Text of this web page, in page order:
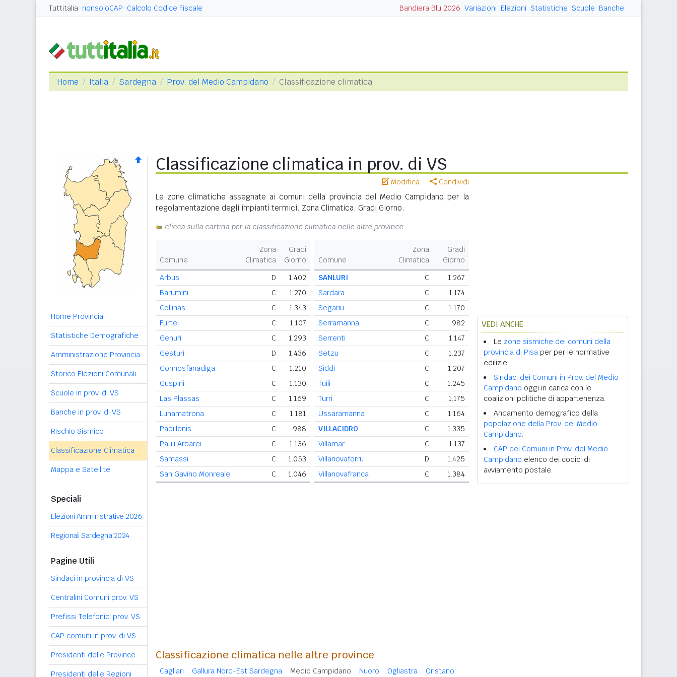
Tuttitalia nonsoloCAP Calcolo Codice Fiscale Bandiera Blu 2026 Variazioni Elezioni Statistiche Scuole Banche
Home Italia Sardegna Prov. del Medio Campidano Classificazione climatica
Home Provincia
Statistiche Demografiche
Amministrazione Provincia
Storico Elezioni Comunali
Scuole in prov. di VS
Banche in prov. di VS
Rischio Sismico
Classificazione Climatica
Mappa e Satellite
Speciali
Elezioni Amministrative 2026
Regionali Sardegna 2024
Pagine Utili
Sindaci in provincia di VS
Centralini Comuni prov. VS
Prefissi Telefonici prov. VS
CAP comuni in prov. di VS
Presidenti delle Province
Presidenti delle Regioni
Classificazione climatica in prov. di VS
Modifica Condividi
Le zone climatiche assegnate ai comuni della provincia del Medio Campidano per la
regolamentazione degli impianti termici. Zona Climatica. Gradi Giorno.
clicca sulla cartina per la classificazione climatica nelle altre province
Comune
Zona
Climatica
Gradi
Giorno
Arbus
D
1.402
Barumini
C
1.270
Collinas
C
1.343
Furtei
C
1.107
Genuri
C
1.293
Gesturi
D
1.436
Gonnosfanadiga
C
1.210
Guspini
C
1.130
Las Plassas
C
1.169
Lunamatrona
C
1.181
Pabillonis
C
988
Pauli Arbarei
C
1.136
Samassi
C
1.053
San Gavino Monreale
C 1.046
Comune
Zona
Climatica
Gradi
Giorno
SANLURI
C
1.267
Sardara
C
1.174
Segariu
C
1.170
Serramanna
C
982
Serrenti
C
1.147
Setzu
C
1.237
Siddi
C
1.207
Tuili
C
1.245
Turri
C
1.175
Ussaramanna
C
1.164
VILLACIDRO
C
1.335
Villamar
C
1.137
Villanovaforru
D
1.425
Villanovafranca
C 1.384
Classificazione climatica nelle altre province
Cagliari Gallura Nord-Est Sardegna Medio Campidano Nuoro Ogliastra
Oristano
VEDI ANCHE
Le zone sismiche dei comuni della
provincia di Pisa per per le normative
edilizie.
Sindaci dei Comuni in Prov. del Medio
Campidano oggi in carica con le
coalizioni politiche di appartenenza.
Andamento demografico della
popolazione della Prov. del Medio
Campidano.
CAP dei Comuni in Prov. del Medio
Campidano elenco dei codici di
avviamento postale.